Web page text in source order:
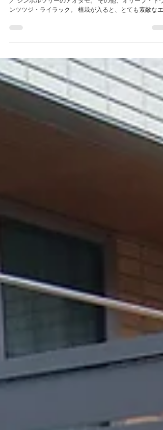
ンガのアプローチ・5
／ シンボルツリーのアオダモ。 その他、オリーブ・ドウ
ンツツジ・ライラック。 植栽が入ると、とても素敵なエ
ります。